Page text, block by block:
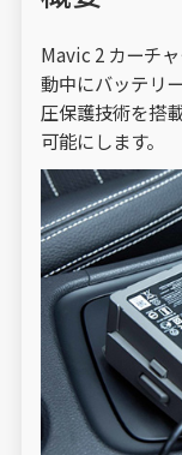
Mavic 2 カーチ
動中にバッテリ
圧保護技術を搭
可能にします。